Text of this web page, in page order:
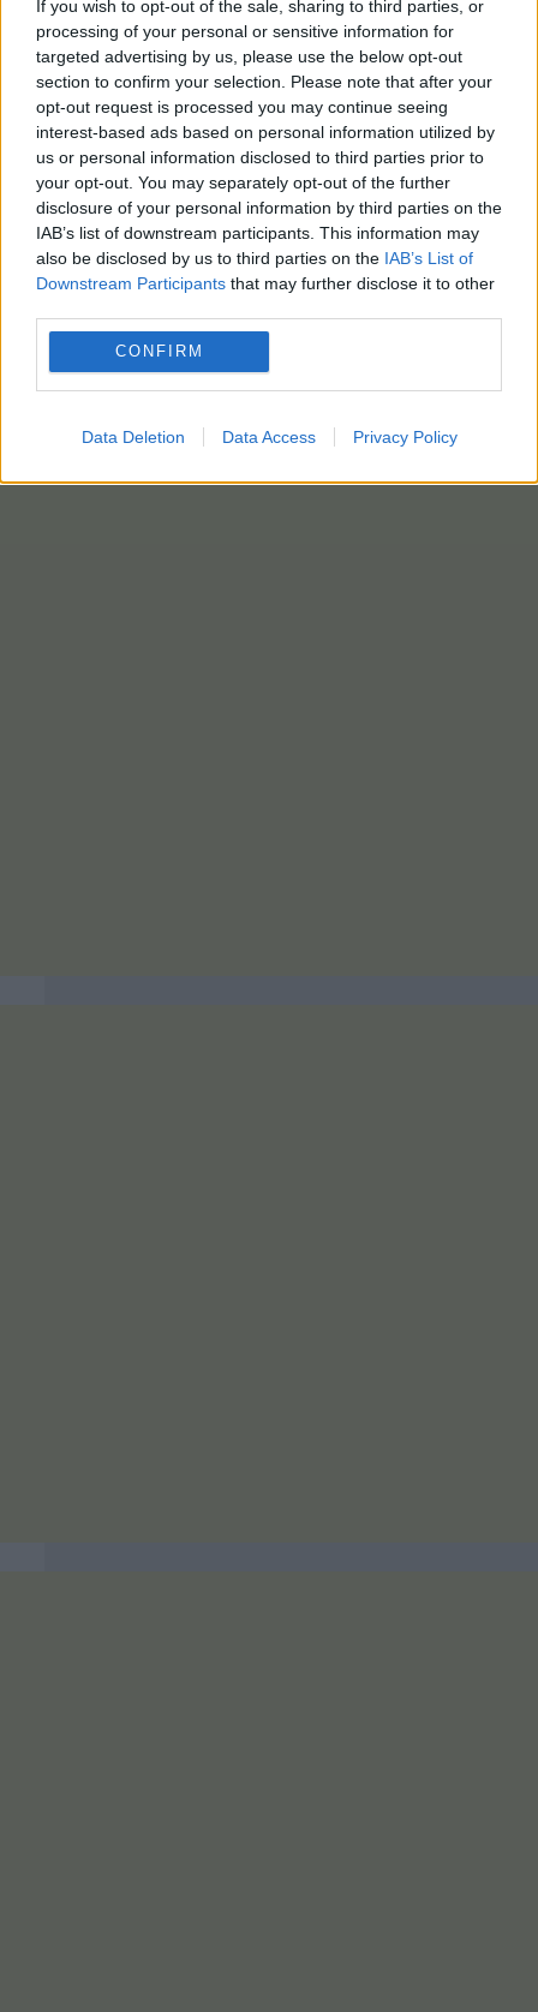
If you wish to opt-out of the sale, sharing to third parties, or
processing of your personal or sensitive information for
targeted advertising by us, please use the below opt-out
section to confirm your selection. Please note that after your
opt-out request is processed you may continue seeing
interest-based ads based on personal information utilized by
us or personal information disclosed to third parties prior to
your opt-out. You may separately opt-out of the further
disclosure of your personal information by third parties on the
IAB’s list of downstream participants. This information may
also be disclosed by us to third parties on the IAB’s List of
Downstream Participants that may further disclose it to other
CONFIRM
Data Deletion Data Access Privacy Policy